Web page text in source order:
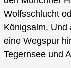
Wolfsschlucht
Königsalm. Und
eine Wegspur
Tegernsee und